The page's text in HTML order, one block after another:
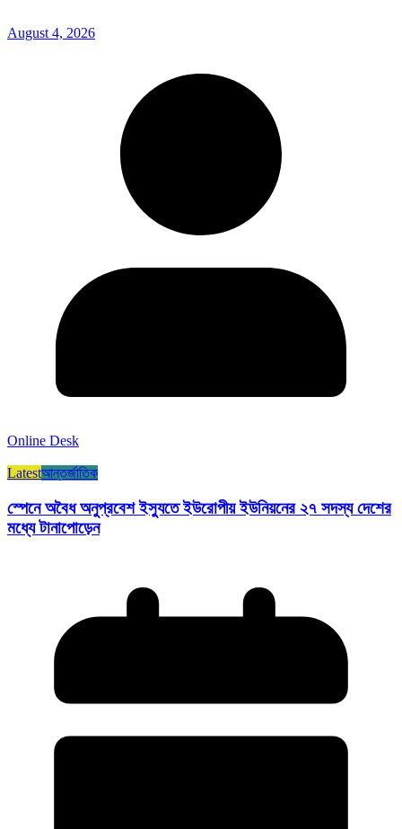
August 4, 2026
Online Desk
Latestআন্তর্জাতিক
স্পেনে অবৈধ অনুপ্রবেশ ইস্যুতে ইউরোপীয় ইউনিয়নের ২৭ সদস্য দেশের
মধ্যে টানাপোড়েন